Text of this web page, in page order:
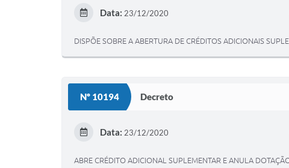
Data: 23/12/2020
DISPÕE SOBRE A ABERTURA DE CRÉDITOS ADICIONAIS
Nº 10194 Decreto
Data: 23/12/2020
ABRE CRÉDITO ADICIONAL SUPLEMENTAR E ANULA